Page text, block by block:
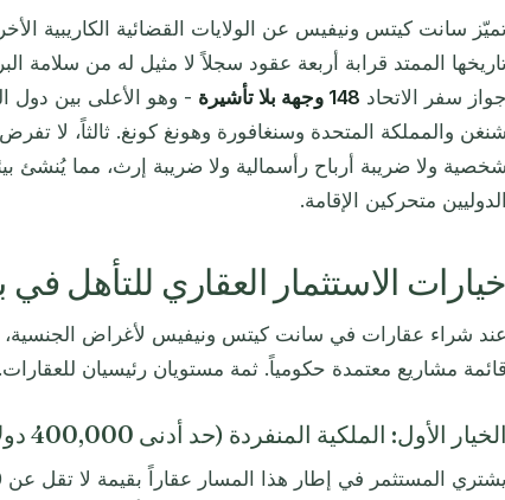
سانت كيتس ونيفيس عن الولايات القضائية الكاريبية
الممتد قرابة أربعة عقود سجلاً لا مثيل له من سلامة
جواز سفر الاتحاد 148 وجهة بلا تأشيرة
- وهو الأعلى بين دول
شنغن والمملكة المتحدة وسنغافورة وهونغ كونغ. ثالثاً، لا
شخصية ولا ضريبة أرباح رأسمالية ولا ضريبة إرث، مما يُنشئ
الدوليين متحركين الإقامة.
خيارات الاستثمار العقاري للتأهل في
عند شراء عقارات في سانت كيتس ونيفيس لأغراض الجنسية،
قائمة مشاريع معتمدة حكومياً. ثمة مستويان رئيسيان للعقارات.
الخيار الأول: الملكية المنفردة (حد أدنى 400,000 دولار)